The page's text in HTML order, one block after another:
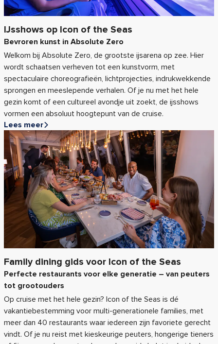
IJsshows op Icon of the Seas
Bevroren kunst in Absolute Zero
Welkom bij Absolute Zero, de grootste ijsarena op zee. Hier
wordt schaatsen verheven tot een kunstvorm, met
spectaculaire choreografieën, lichtprojecties, indrukwekkende
sprongen en meeslepende verhalen. Of je nu met het hele
gezin komt of een cultureel avondje uit zoekt, de ijsshows
vormen een absoluut hoogtepunt van de cruise.
Lees meer
Family dining gids voor Icon of the Seas
Perfecte restaurants voor elke generatie – van peuters
tot grootouders
Op cruise met het hele gezin? Icon of the Seas is dé
vakantiebestemming voor multi-generationele families, met
meer dan 40 restaurants waar iedereen zijn favoriete gerecht
vindt. Of je nu reist met kieskeurige peuters, hongerige tieners